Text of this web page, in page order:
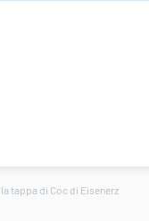
tappa di Coc di Eisenerz